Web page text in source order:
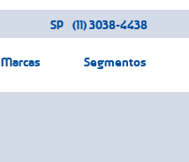
SP (11) 3038-4438
Marcas Segmentos